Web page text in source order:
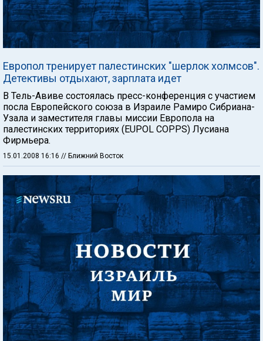
Европол тренирует палестинских "шерлок холмсов".
Детективы отдыхают, зарплата идет
В Тель-Авиве состоялась пресс-конференция с участием
посла Европейского союза в Израиле Рамиро Сибриана-
Узала и заместителя главы миссии Европола на
палестинских территориях (EUPOL COPPS) Лусиана
Фирмьера.
15.01.2008 16:16 // Ближний Восток